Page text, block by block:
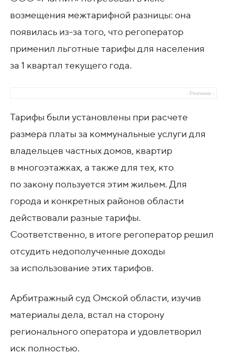
возмещения межтарифной разницы: она
появилась из-за того, что регоператор
применил льготные тарифы для населения
за 1 квартал текущего года.
- Реклама -
Тарифы были установлены при расчете
размера платы за коммунальные услуги для
владельцев частных домов, квартир
в многоэтажках, а также для тех, кто
по закону пользуется этим жильем. Для
города и конкретных районов области
действовали разные тарифы.
Соответственно, в итоге регоператор решил
отсудить недополученные доходы
за использование этих тарифов.
Арбитражный суд Омской области, изучив
материалы дела, встал на сторону
регионального оператора и удовлетворил
иск полностью.